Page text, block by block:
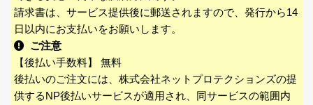
請求書は、サービス提供後に郵送されますので、発行から14
日以内にお支払いをお願いします。
ご注意
【後払い手数料】 無料
後払いのご注文には、株式会社ネットプロテクションズの提
供するNP後払いサービスが適用され、同サービスの範囲内